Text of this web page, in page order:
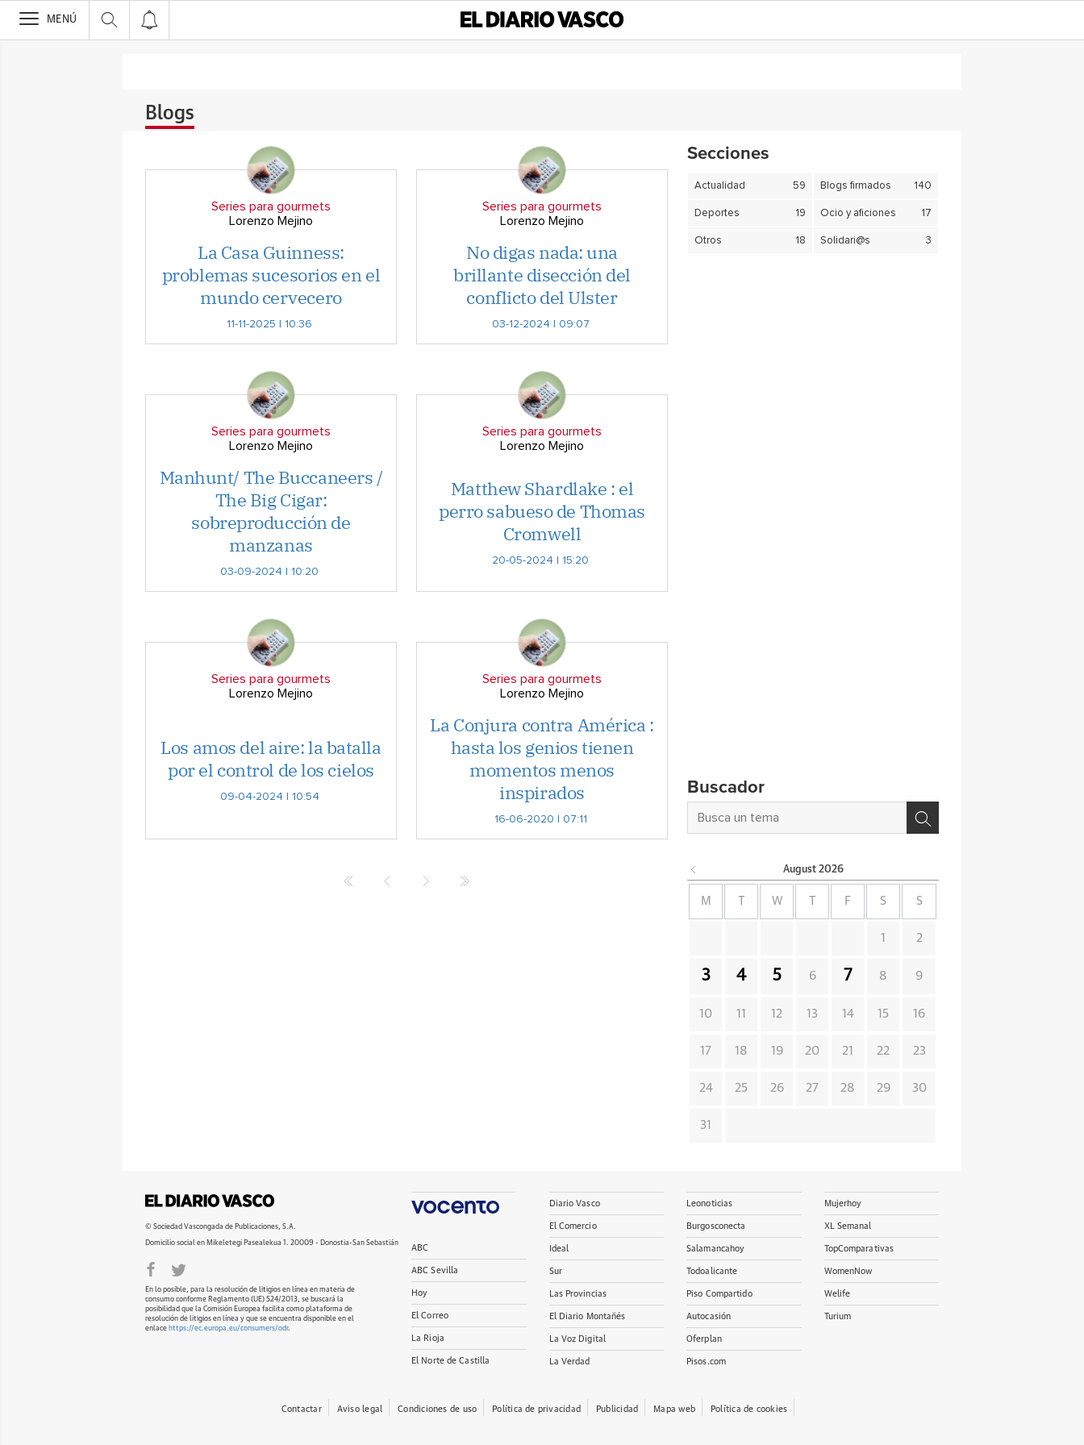
>
MENÚ
Blogs
Series para gourmets
Lorenzo Mejino
La Casa Guinness:
problemas sucesorios en el
mundo cervecero
11-11-2025 | 10:36
Series para gourmets
Lorenzo Mejino
No digas nada: una
brillante disección del
conflicto del Ulster
03-12-2024 | 09:07
Series para gourmets
Lorenzo Mejino
Manhunt/ The Buccaneers /
The Big Cigar:
sobreproducción de
manzanas
03-09-2024 | 10:20
Series para gourmets
Lorenzo Mejino
Matthew Shardlake : el
perro sabueso de Thomas
Cromwell
20-05-2024 | 15:20
Series para gourmets
Lorenzo Mejino
Los amos del aire: la batalla
por el control de los cielos
09-04-2024 | 10:54
Series para gourmets
Lorenzo Mejino
La Conjura contra América :
hasta los genios tienen
momentos menos
inspirados
16-06-2020 | 07:11
Secciones
Actualidad 59 Blogs firmados 140
Deportes 19 Ocio y aficiones 17
Otros 18 Solidari@s 3
Buscador
August 2026
M W F S S
1 2
3 4 5 6 7 8 9
10 11 12 13 14 15 16
17 18 19 20 21 22 23
24 25 26 27 28 29 30
31
© Sociedad Vascongada de Publicaciones, S.A.
Domicilio social en Mikeletegi Pasealekua 1. 20009 - Donostia-San Sebastián
En lo posible, para la resolución de litigios en línea en materia de
consumo conforme Reglamento (UE) 524/2013, se buscará la
posibilidad que la Comisión Europea facilita como plataforma de
resolución de litigios en línea y que se encuentra disponible en el
enlace https://ec.europa.eu/consumers/odr.
ABC
ABC Sevilla
Hoy
El Correo
La Rioja
El Norte de Castilla
Diario Vasco
El Comercio
Ideal
Sur
Las Provincias
El Diario Montañés
La Voz Digital
La Verdad
Leonoticias
Burgosconecta
Salamancahoy
Todoalicante
Piso Compartido
Autocasión
Oferplan
Pisos.com
Mujerhoy
XL Semanal
TopComparativas
WomenNow
Welife
Turium
Contactar Aviso legal Condiciones de uso Política de privacidad Publicidad Mapa web Política de cookies